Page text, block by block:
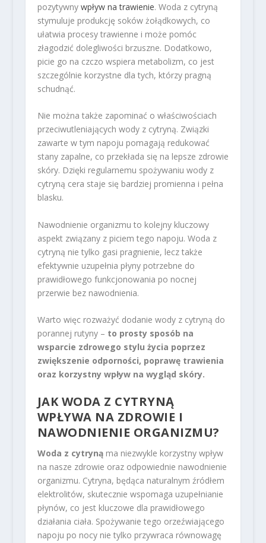
pozytywny wpływ na trawienie. Woda z cytryną
stymuluje produkcję soków żołądkowych, co
ułatwia procesy trawienne i może pomóc
złagodzić dolegliwości brzuszne. Dodatkowo,
picie go na czczo wspiera metabolizm, co jest
szczególnie korzystne dla tych, którzy pragną
schudnąć.
Nie można także zapominać o właściwościach
przeciwutleniających wody z cytryną. Związki
zawarte w tym napoju pomagają redukować
stany zapalne, co przekłada się na lepsze zdrowie
skóry. Dzięki regularnemu spożywaniu wody z
cytryną cera staje się bardziej promienna i pełna
blasku.
Nawodnienie organizmu to kolejny kluczowy
aspekt związany z piciem tego napoju. Woda z
cytryną nie tylko gasi pragnienie, lecz także
efektywnie uzupełnia płyny potrzebne do
prawidłowego funkcjonowania po nocnej
przerwie bez nawodnienia.
Warto więc rozważyć dodanie wody z cytryną do
porannej rutyny – to prosty sposób na
wsparcie zdrowego stylu życia poprzez
zwiększenie odporności, poprawę trawienia
oraz korzystny wpływ na wygląd skóry.
JAK WODA Z CYTRYNĄ
WPŁYWA NA ZDROWIE I
NAWODNIENIE ORGANIZMU?
Woda z cytrynąma niezwykle korzystny wpływ
na nasze zdrowie oraz odpowiednie nawodnienie
organizmu. Cytryna, będąca naturalnym źródłem
elektrolitów, skutecznie wspomaga uzupełnianie
płynów, co jest kluczowe dla prawidłowego
działania ciała. Spożywanie tego orzeźwiającego
napoju po nocy nie tylko przywraca równowagę